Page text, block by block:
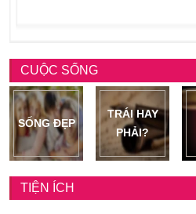
CUỘC SỐNG
SỐNG ĐẸP
TRÁI HAY
PHẢI?
TIỆN ÍCH